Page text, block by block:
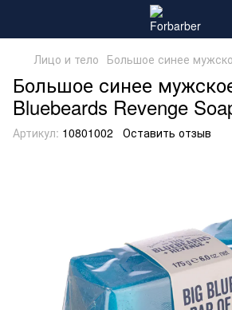
Лицо и тело Большое синее
Большое синее
Bluebeards Revenge
Артикул: 10801002 Оставить отзыв